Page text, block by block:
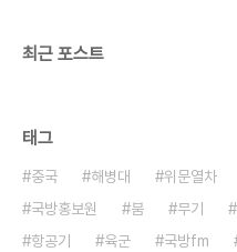
최근 포스트
태그
중국 해병대 위문열차
국방홍보원
붐 무기
항공기
육군 국방fm